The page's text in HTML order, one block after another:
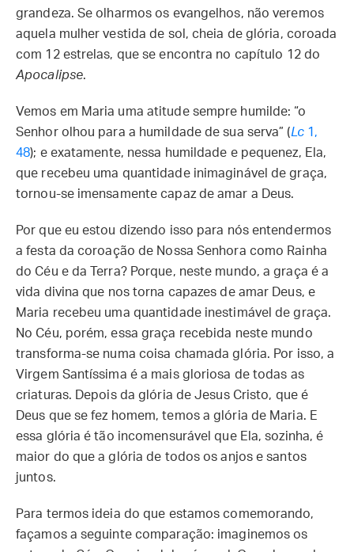
grandeza. Se olharmos os evangelhos, não veremos
aquela mulher vestida de sol, cheia de glória, coroada
com 12 estrelas, que se encontra no capítulo 12 do
Apocalipse.
Vemos em Maria uma atitude sempre humilde: “o
Senhor olhou para a humildade de sua serva” (Lc1,
48); e exatamente, nessa humildade e pequenez, Ela,
que recebeu uma quantidade inimaginável de graça,
tornou-se imensamente capaz de amar a Deus.
Por que eu estou dizendo isso para nós entendermos
a festa da coroação de Nossa Senhora como Rainha
do Céu e da Terra? Porque, neste mundo, a graça é a
vida divina que nos torna capazes de amar Deus, e
Maria recebeu uma quantidade inestimável de graça.
No Céu, porém, essa graça recebida neste mundo
transforma-se numa coisa chamada glória. Por isso, a
Virgem Santíssima é a mais gloriosa de todas as
criaturas. Depois da glória de Jesus Cristo, que é
Deus que se fez homem, temos a glória de Maria. E
essa glória é tão incomensurável que Ela, sozinha, é
maior do que a glória de todos os anjos e santos
juntos.
Para termos ideia do que estamos comemorando,
façamos a seguinte comparação: imaginemos os